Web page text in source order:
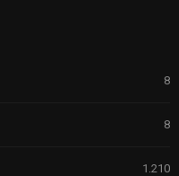
8
8
1.210